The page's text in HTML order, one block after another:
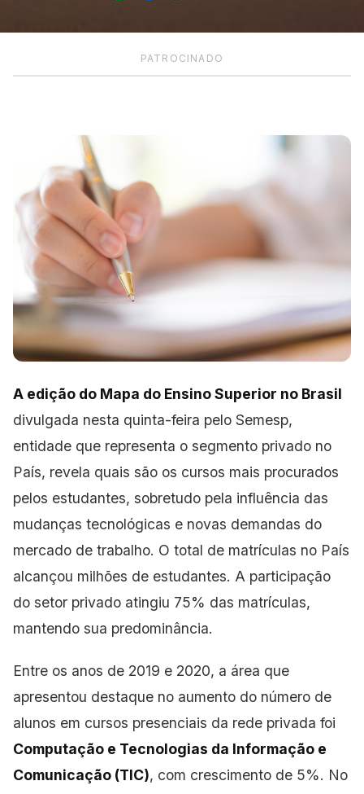
PATROCINADO
A edição do Mapa do Ensino Superior no Brasil
divulgada nesta quinta-feira pelo Semesp,
entidade que representa o segmento privado no
País, revela quais são os cursos mais procurados
pelos estudantes, sobretudo pela influência das
mudanças tecnológicas e novas demandas do
mercado de trabalho. O total de matrículas no País
alcançou milhões de estudantes. A participação
do setor privado atingiu 75% das matrículas,
mantendo sua predominância.
Entre os anos de 2019 e 2020, a área que
apresentou destaque no aumento do número de
alunos em cursos presenciais da rede privada foi
Computação e Tecnologias da Informação e
Comunicação (TIC), com crescimento de 5%. No